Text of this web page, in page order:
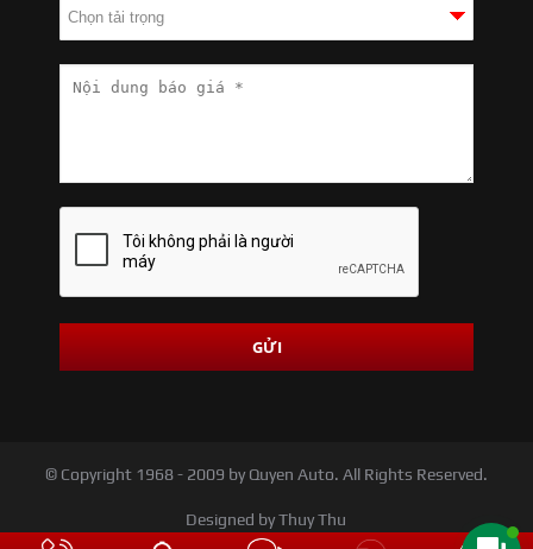
© Copyright 1968 - 2009 by Quyen Auto. All Rights Reserved.
Designed by Thuy Thu